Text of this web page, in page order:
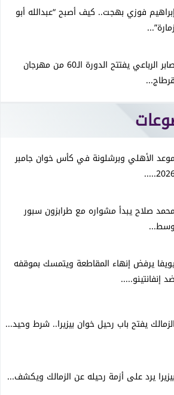
فوزي بهجت.. كيف أصبح “عبدالله أبو
زمارة”...
صابر الرباعي يفتتح الدورة الـ60 من مهرجان
قرطاج...
الأهلي وبرشلونة في كأس خوان جامبر
صلاح يبدأ مشواره مع طرابزون سبور
وسط...
يرفض إنهاء المقاطعة ويتمسك بموقفه
ضد إنفانتينو.....
الزمالك يفتح باب رحيل خوان بيزيرا.. شرط وحيد...
بيزيرا يرد على أزمة رحيله عن الزمالك ويكشف...